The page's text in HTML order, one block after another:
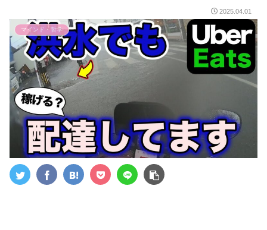
2025.04.01
マインド・哲学